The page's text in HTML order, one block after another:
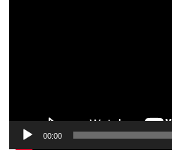
00:00